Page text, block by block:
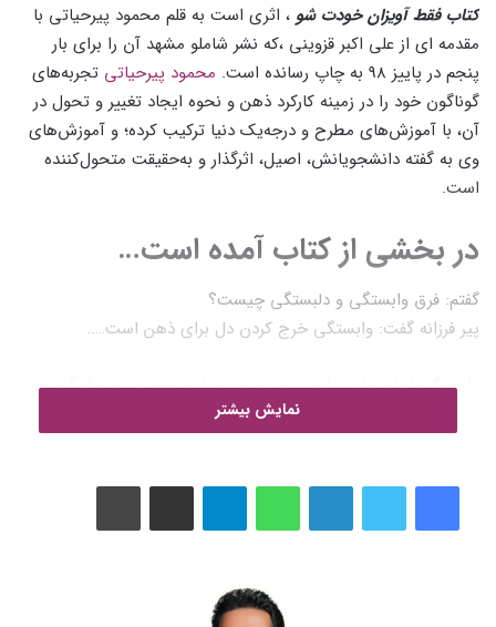
کتاب فقط آویزان خودت شو ، اثری است به قلم محمود پیرحیاتی با
مقدمه ای از علی اکبر قزوینی ،که نشر شاملو مشهد آن را برای بار
پنجم در پاییز 98 به چاپ رسانده است.
محمود پیرحیاتی تجربه‌های
گوناگون خود را در زمینه کارکرد ذهن و نحوه ایجاد تغییر و تحول در
آن، با آموزش‌های مطرح و درجه‌یک دنیا ترکیب کرده؛ و آموزش‌های
وی به گفته دانشجویانش، اصیل، اثرگذار و به‌حقیقت متحول‌کننده
است.
در بخشی از کتاب آمده است…
گفتم: فرق وابستگی و دلبستگی چیست؟
پیر فرزانه گفت: وابستگی خرج کردن دل برای ذهن است…..
وابستگی اسارت ذهن است در سرپنجه های ترس و بی برنامگی.
وابستگی، وادادگی است. یعنی تو هیچ برنامه ای برای خودت و
ذهن است، دلبستگی اشارت دل است. دلبستگی، آرام و شناور، غلتان
نمایش بیشتر
لینکدین واتس آپ تلگرام اشتراک گذاری از طریق ایمیل چاپ